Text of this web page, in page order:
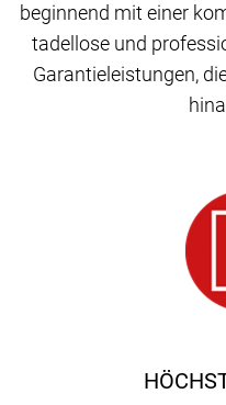
beginnend mit einer
tadellose und
Garantieleistungen,